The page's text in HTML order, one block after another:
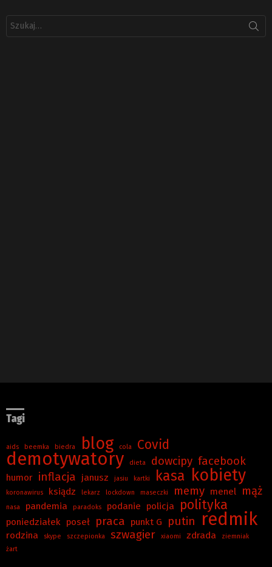
Tagi
aids beemka biedra blog cola Covid
demotywatory dieta dowcipy facebook
humor inflacja janusz jasiu kartki kasa kobiety
koronawirus ksiądz lekarz lockdown maseczki memy menel mąż
nasa pandemia paradoks podanie policja polityka
poniedziałek poseł praca punkt G putin redmik
rodzina skype szczepionka szwagier xiaomi zdrada
ziemniak
żart